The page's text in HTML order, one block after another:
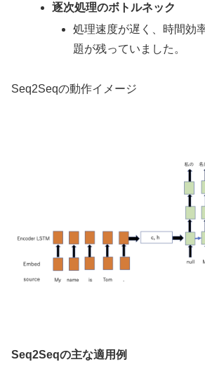
逐次処理のボトルネック
処理速度が遅く、時間効
題が残っていました。
Seq2Seqの動作イメージ
Seq2Seqの主な適用例